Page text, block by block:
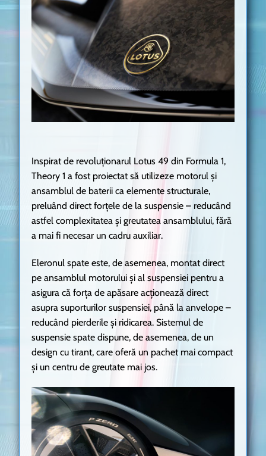
Inspirat de revoluționarul Lotus 49 din Formula 1,
Theory 1 a fost proiectat să utilizeze motorul și
ansamblul de baterii ca elemente structurale,
preluând direct forțele de la suspensie – reducând
astfel complexitatea și greutatea ansamblului, fără
a mai fi necesar un cadru auxiliar.
Eleronul spate este, de asemenea, montat direct
pe ansamblul motorului și al suspensiei pentru a
asigura că forța de apăsare acționează direct
asupra suporturilor suspensiei, până la anvelope –
reducând pierderile și ridicarea. Sistemul de
suspensie spate dispune, de asemenea, de un
design cu tirant, care oferă un pachet mai compact
și un centru de greutate mai jos.